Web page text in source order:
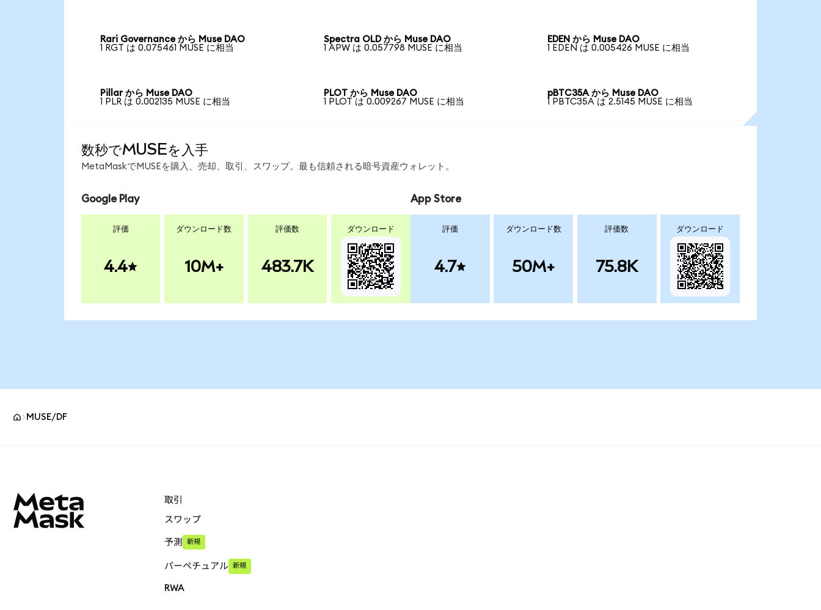
Rari Governance から Muse DAO
1 RGT は 0.075461 MUSE に相当
Spectra OLD から Muse DAO
1 APW は 0.057798 MUSE に相当
EDEN から Muse DAO
1 EDEN は 0.005426 MUSE に相当
Pillar から Muse DAO
1 PLR は 0.002135 MUSE に相当
PLOT から Muse DAO
1 PLOT は 0.009267 MUSE に相当
pBTC35A から Muse DAO
1 PBTC35A は 2.5145 MUSE に相当
数秒でMUSEを入手
MetaMaskでMUSEを購入、売却、取引、スワップ。最も信頼される暗号資産ウォレット。
Google Play
評価
4.4
ダウンロード数
10M+
評価数
483.7K
ダウンロード
App Store
評価
4.7
ダウンロード数
50M+
評価数
75.8K
ダウンロード
MUSE/DF
取引
スワップ
予測 新規
パーペチュアル 新規
RWA